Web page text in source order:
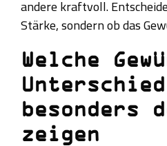
andere kraftvoll.
Stärke, sondern ob das
Welche
Unterschied
besonders
zeigen